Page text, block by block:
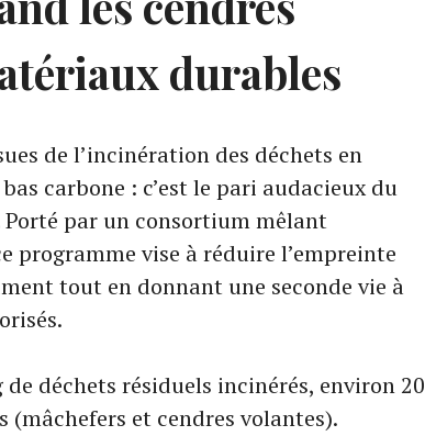
durables
de l’incinération des déchets en
carbone : c’est le pari audacieux du
Porté par un consortium mêlant
programme vise à réduire l’empreinte
tout en donnant une seconde vie à
déchets résiduels incinérés, environ 20
et cendres volantes).